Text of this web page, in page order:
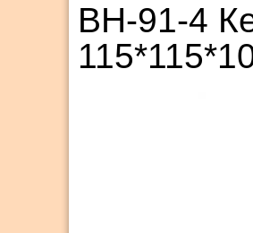
BH-91-4